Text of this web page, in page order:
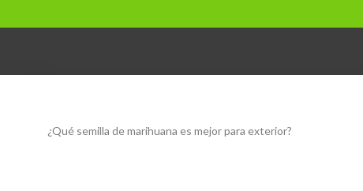
¿Qué semilla de marihuana es mejor para exterior?